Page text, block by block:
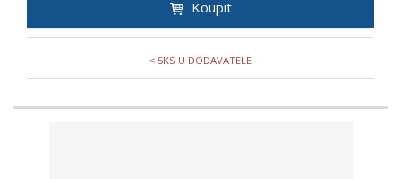
Koupit
< 5KS U DODAVATELE